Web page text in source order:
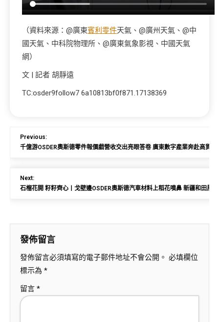
（資料來源：@廣東賓利零件天氣、@廣州天氣、@中
國天氣、中科院物理所、@廣東氣象影視、中國天氣
網）
文 | 記者 胡靜遠
TC:osder9follow7 6a10813bf0f871.17138369
Previous:
千億游OSDER奧斯德零件報價戲營收交出亮眼答卷 廣東數字產業奔赴高質量
Next:
石榴花開 籽籽齊心丨戈壁邊OSDER奧斯德汽車材料上稻花噴鼻 新疆和田風
發佈留言
發佈留言必須填寫的電子郵件地址不會公開。 必填欄位
標示為 *
留言 *